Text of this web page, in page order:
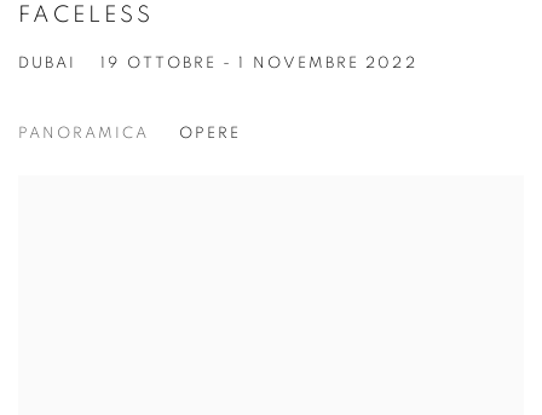
FACELESS
19 OTTOBRE - 1 NOVEMBRE 2022
DUBAI
PANORAMICA OPERE